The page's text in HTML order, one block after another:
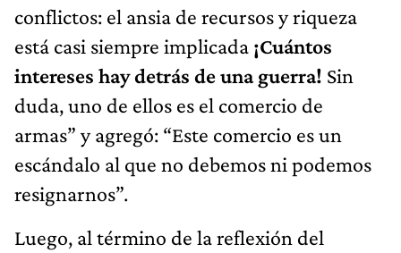
conflictos: el ansia de recursos y riqueza
está casi siempre implicada ¡Cuántos
intereses hay detrás de una guerra! Sin
duda, uno de ellos es el comercio de
armas” y agregó: “Este comercio es un
escándalo al que no debemos ni podemos
resignarnos”.
Luego, al término de la reflexión del